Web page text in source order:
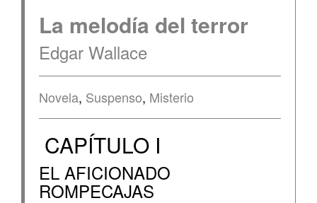
La melodía del terror
Edgar Wallace
Novela, Suspenso, Misterio
CAPÍTULO I
EL AFICIONADO
ROMPECAJAS